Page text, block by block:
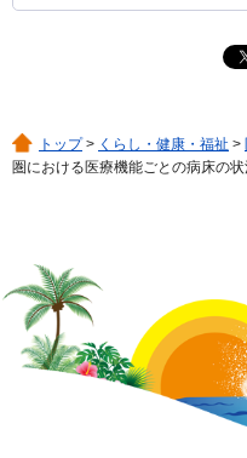
トップ> くらし・健康・福祉 >
圏における医療機能ごとの病床の状